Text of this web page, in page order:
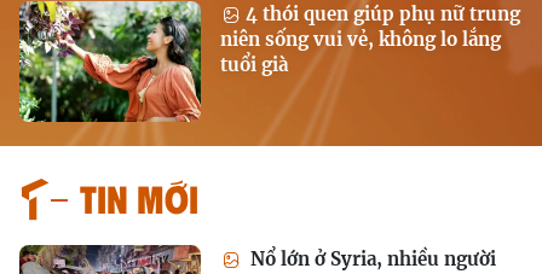
4 thói quen giúp phụ nữ trung
niên sống vui vẻ, không lo lắng
tuổi già
Tin mới
Nổ lớn ở Syria, nhiều người